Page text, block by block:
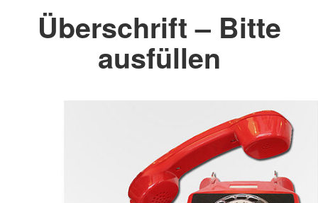
Überschrift – Bitte
ausfüllen